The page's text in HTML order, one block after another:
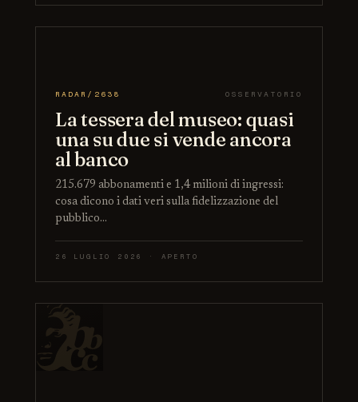
RADAR/2638 OSSERVATORIO
La tessera del museo: quasi
una su due si vende ancora
al banco
215.679 abbonamenti e 1,4 milioni di ingressi:
cosa dicono i dati veri sulla fidelizzazione del
pubblico…
26 LUGLIO 2026 · APERTO